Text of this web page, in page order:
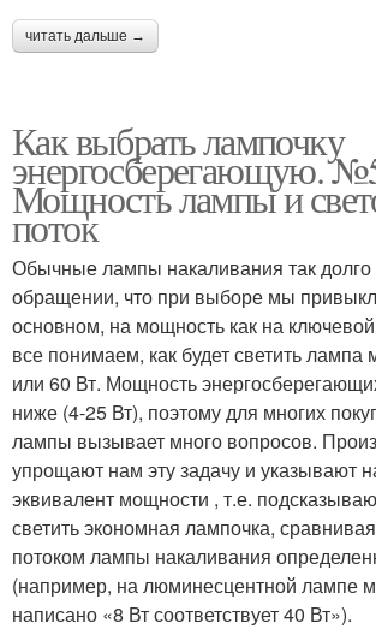
читать дальше →
Как выбрать лампочку
энергосберегающую.
Мощность лампы и
поток
Обычные лампы накаливания так
обращении, что при выборе мы
основном, на мощность как на
все понимаем, как будет светить
или 60 Вт. Мощность
ниже (4-25 Вт), поэтому для многих
лампы вызывает много вопросов.
упрощают нам эту задачу и указывают
эквивалент мощности , т.е.
светить экономная лампочка,
потоком лампы накаливания
(например, на люминесцентной лампе
написано «8 Вт соответствует 40 Вт»).